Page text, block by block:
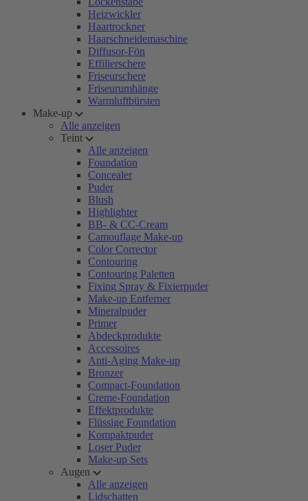
Heizwickler
Haartrockner
Haarschneidemaschine
Diffusor-Fön
Effilierschere
Friseurschere
Friseurumhänge
Warmluftbürsten
Make-up
Alle anzeigen
Teint
Alle anzeigen
Foundation
Concealer
Puder
Blush
Highlighter
BB- & CC-Cream
Camouflage Make-up
Color Corrector
Contouring
Contouring Paletten
Fixing Spray & Fixierpuder
Make-up Entferner
Mineralpuder
Primer
Abdeckprodukte
Accessoires
Anti-Aging Make-up
Bronzer
Compact-Foundation
Creme-Foundation
Effektprodukte
Flüssige Foundation
Kompaktpuder
Loser Puder
Make-up Sets
Augen
Alle anzeigen
Lidschatten